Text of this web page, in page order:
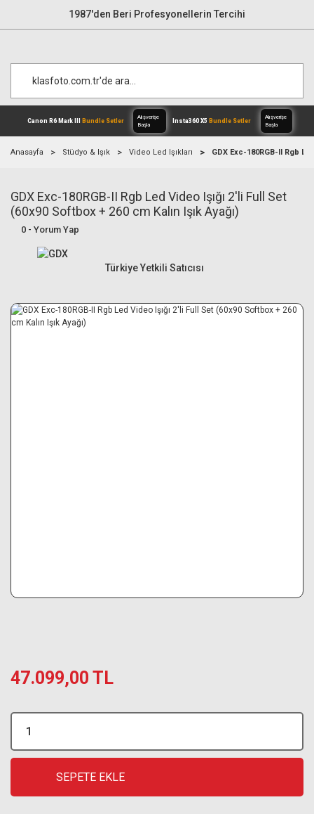
1987'den Beri Profesyonellerin Tercihi
Canon R6 Mark IIIBundle Setler
Alışverişe
Başla
Anasayfa Stüdyo & Işık Video Led Işıkları GDX Exc-180RGB-II Rgb
GDX Exc-180RGB-II Rgb Led Video Işığı 2'li Full Set
(60x90 Softbox + 260 cm Kalın Işık Ayağı)
0 - Yorum Yap
Türkiye Yetkili Satıcısı
47.099,00 TL
SEPETE EKLE